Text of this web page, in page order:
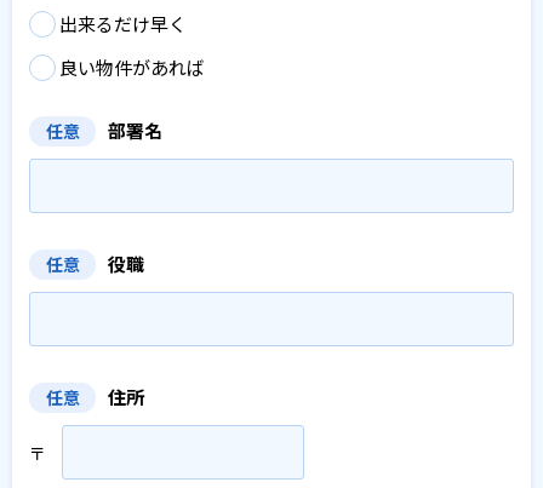
出来るだけ早く
良い物件があれば
任意 部署名
任意 役職
任意 住所
〒